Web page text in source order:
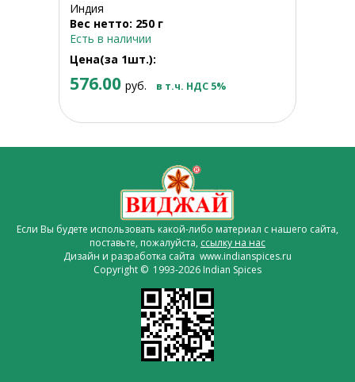
Индия
Вес нетто: 250 г
Есть в наличии
Цена(за 1шт.):
576.00 руб. в т.ч. НДС 5%
Если Вы будете использовать какой-либо материал с нашего сайта,
поставьте, пожалуйста, ссылку на нас
Дизайн и разработка сайта www.indianspices.ru
Copyright © 1993-2026 Indian Spices